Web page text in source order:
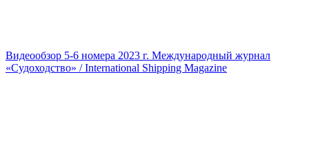
Видеообзор 5-6 номера 2023 г. Международный журнал
«Судоходство» / International Shipping Magazine